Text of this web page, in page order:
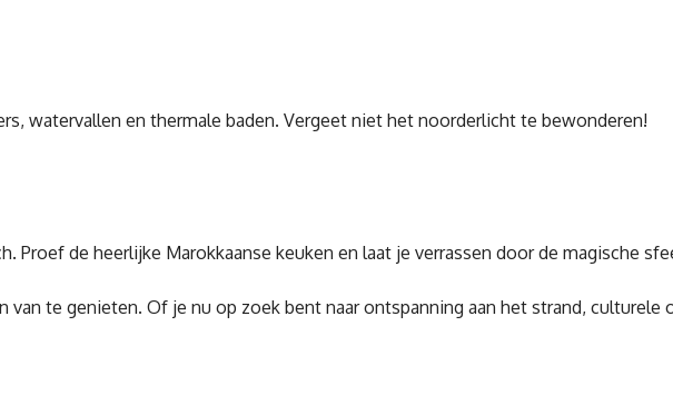
watervallen en thermale baden. Vergeet niet het noorderlicht te bewonderen!
de heerlijke Marokkaanse keuken en laat je verrassen door de magische
te genieten. Of je nu op zoek bent naar ontspanning aan het strand,